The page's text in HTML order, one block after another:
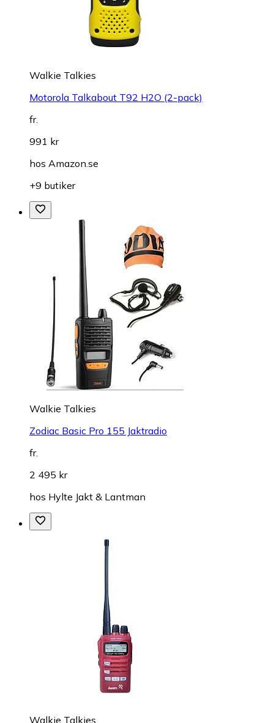
Walkie Talkies
Motorola Talkabout T92 H2O (2-pack)
fr.
991 kr
hos Amazon.se
+9 butiker
Walkie Talkies
Zodiac Basic Pro 155 Jaktradio
fr.
2 495 kr
hos Hylte Jakt & Lantman
Walkie Talkies